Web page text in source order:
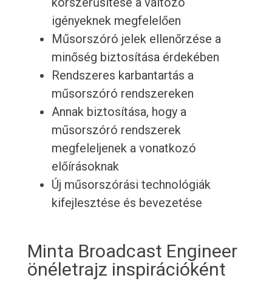
igényeknek megfelelően
Műsorszóró jelek ellenőrzése a
minőség biztosítása érdekében
Rendszeres karbantartás a
műsorszóró rendszereken
Annak biztosítása, hogy a
műsorszóró rendszerek
megfeleljenek a vonatkozó
előírásoknak
Új műsorszórási technológiák
kifejlesztése és bevezetése
Minta Broadcast Engineer
önéletrajz inspirációként